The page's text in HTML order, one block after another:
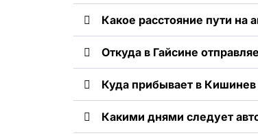
Какое расстояние пути
Откуда в Гайсине
Куда прибывает в
Какими днями следует